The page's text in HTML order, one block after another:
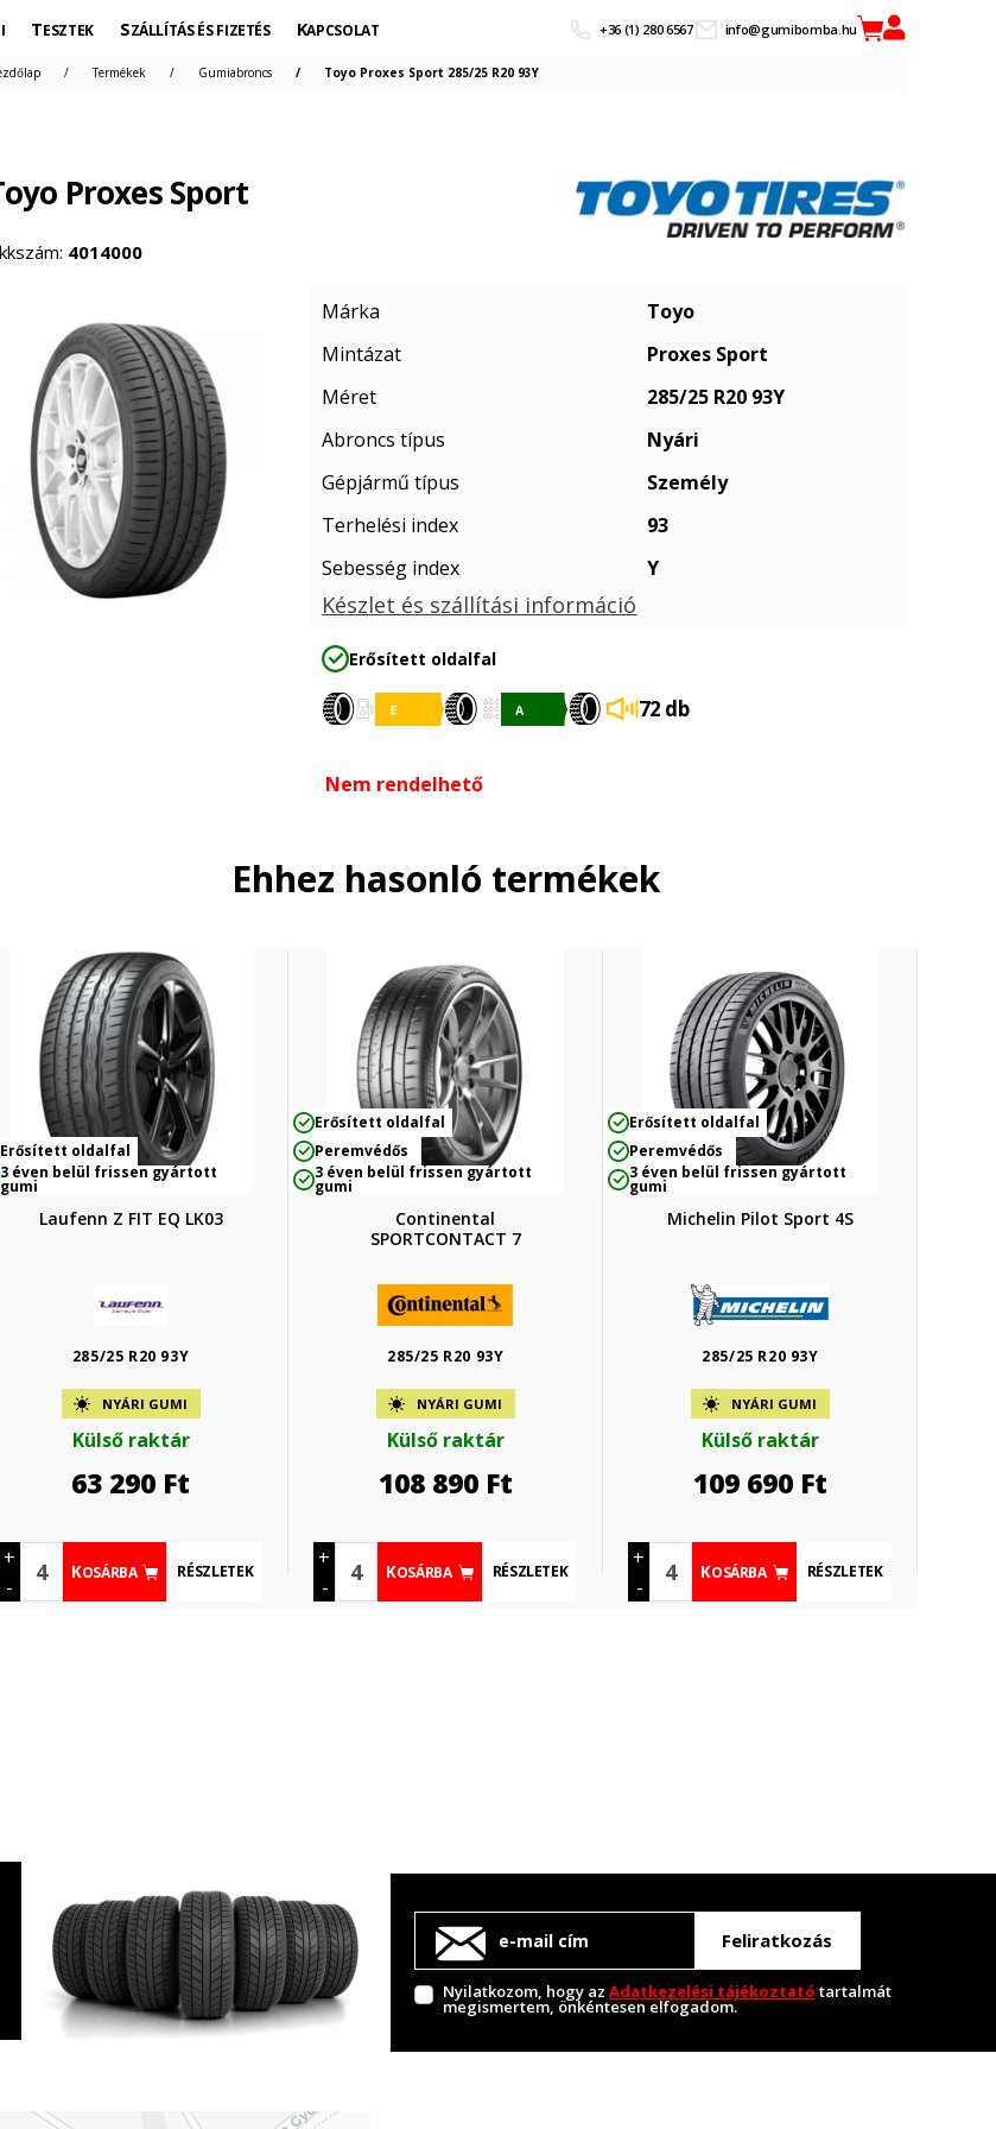
TESZTEK SZÁLLÍTÁS ÉS FIZETÉS KAPCSOLAT +36 (1) 280 6567 info@gumibomba.hu
Termékek Gumiabroncs Toyo Proxes Sport 285/25 R20 93Y
Proxes Sport
4014000
Márka
Toyo
Mintázat
Proxes Sport
Méret
285/25 R20 93Y
Abroncs típus
Nyári
Gépjármű típus
Személy
Terhelési index
93
Sebesség index
Y
Készlet és szállítási információ
Erősített oldalfal
72 db
Nem rendelhető
Ehhez hasonló termékek
Erősített oldalfal
3 éven belül frissen gyártott
gumi
Laufenn Z FIT EQ LK03
285/25 R20 93Y
NYÁRI GUMI
Külső raktár
63 290 Ft
+
-
KOSÁRBA RÉSZLETEK
Erősített oldalfal
Peremvédős
3 éven belül frissen gyártott
gumi
Continental
SPORTCONTACT 7
285/25 R20 93Y
NYÁRI GUMI
Külső raktár
108 890 Ft
+
-
KOSÁRBA RÉSZLETEK
Erősített oldalfal
Peremvédős
3 éven belül frissen gyártott
gumi
Michelin Pilot Sport 4S
285/25 R20 93Y
NYÁRI GUMI
Külső raktár
109 690 Ft
+
-
KOSÁRBA RÉSZLETEK
Feliratkozás
Nyilatkozom, hogy az Adatkezelési tájékoztató tartalmát
megismertem, önkéntesen elfogadom.